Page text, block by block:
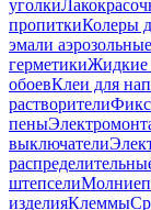
уголки
пропиткиКолеры
эмали аэрозольные
герметикиЖидкие
обоевКлеи для
растворители
пены
выключатели
штепсели
изделияКлеммы